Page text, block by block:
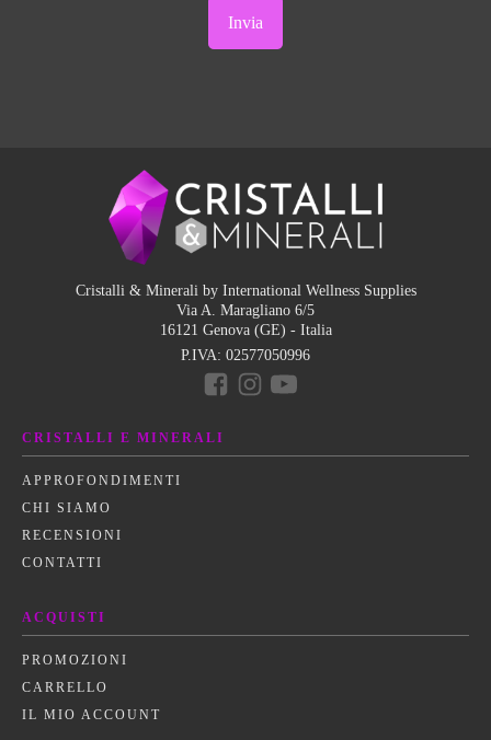
Cristalli & Minerali by International Wellness Supplies
Via A. Maragliano 6/5
16121 Genova (GE) - Italia
P.IVA: 02577050996
CRISTALLI E MINERALI
APPROFONDIMENTI
CHI SIAMO
RECENSIONI
CONTATTI
ACQUISTI
PROMOZIONI
CARRELLO
IL MIO ACCOUNT